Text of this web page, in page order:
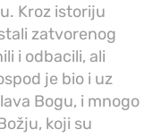
Kroz istoriju
zatvorenog
i odbacili, ali
je bio i uz
Bogu, i mnogo
koji su